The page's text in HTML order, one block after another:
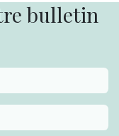
bulletin